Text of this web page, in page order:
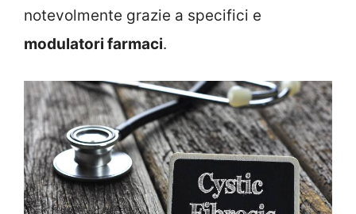
notevolmente grazie a specifici e
modulatori farmaci.